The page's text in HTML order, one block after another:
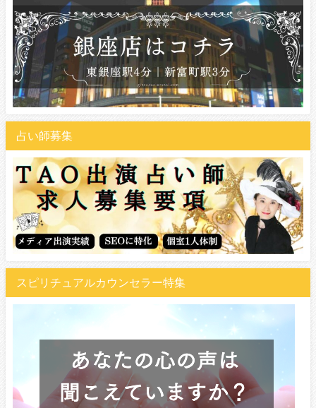
占い師募集
スピリチュアルカウンセラー特集